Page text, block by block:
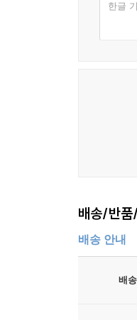
한글
배송/반품
배송 안내
배